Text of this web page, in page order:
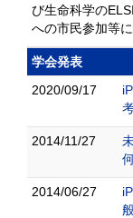
び生命科学の
への市民参加等
学会発表
2020/09/17
2014/11/27
2014/06/27